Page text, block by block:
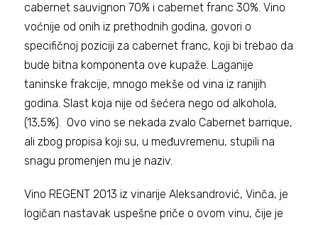
cabernet sauvignon 70% i cabernet franc 30%. Vino
voćnije od onih iz prethodnih godina, govori o
specifičnoj poziciji za cabernet franc, koji bi trebao da
bude bitna komponenta ove kupaže. Laganije
taninske frakcije, mnogo mekše od vina iz ranijih
godina. Slast koja nije od šećera nego od alkohola,
(13,5%). Ovo vino se nekada zvalo Cabernet barrique,
ali zbog propisa koji su, u međuvremenu, stupili na
snagu promenjen mu je naziv.
Vino REGENT 2013 iz vinarije Aleksandrović, Vinča, je
logičan nastavak uspešne priče o ovom vinu, čije je